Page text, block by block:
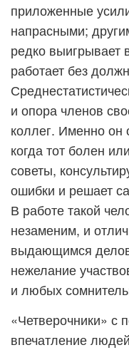
приложенные
напрасными;
редко выигрывает
работает без
и опора членов
коллег. Именно он
когда тот болен
советы,
ошибки и решает
В работе такой
незаменим, и
выдающимся
нежелание
и любых
«Четверочники» с
впечатление